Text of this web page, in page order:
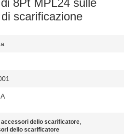
8Pt MPL24 sulle
scarificazione
accessori dello scarificatore,
dello scarificatore